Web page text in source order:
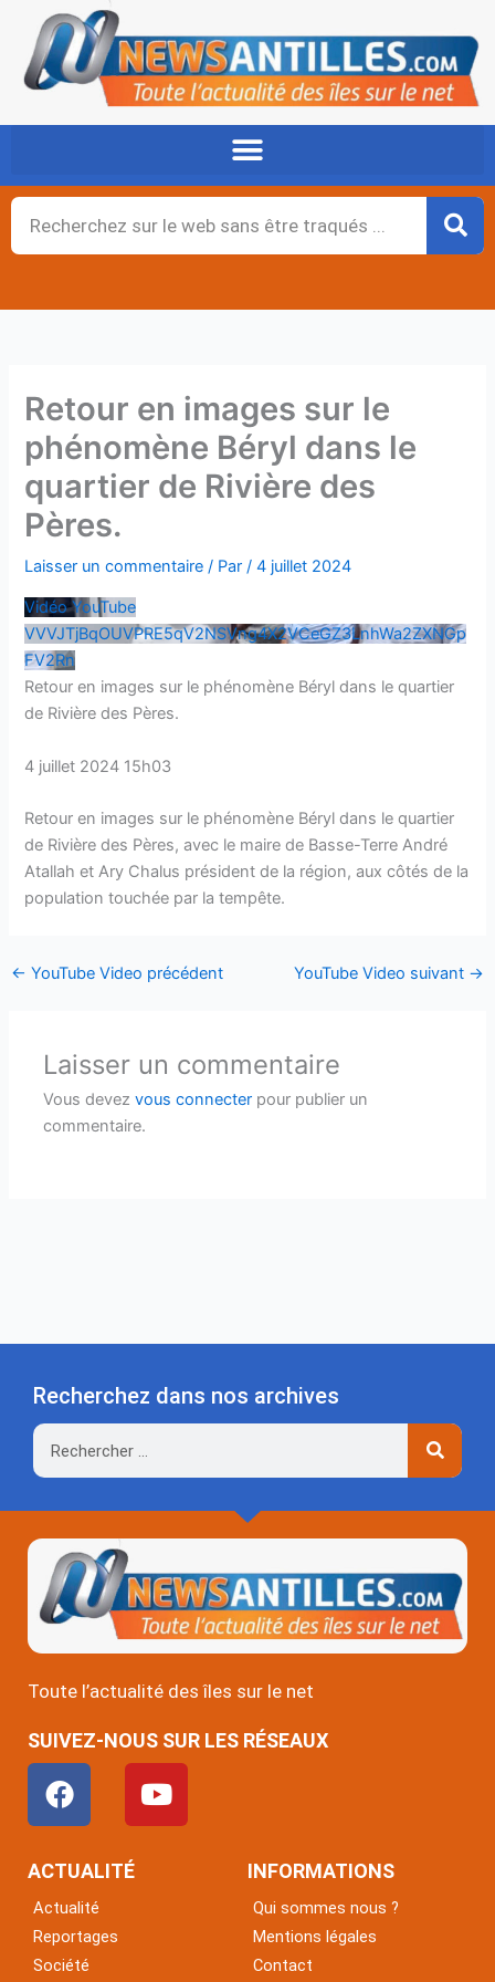
contenu
Rechercher
Retour en images sur le
phénomène Béryl dans le
quartier de Rivière des
Pères.
Laisser un commentaire / Par/4 juillet 2024
Vidéo YouTube
VVVJTjBqOUVPRE5qV2NSVng4X2VCeGZ3LnhWa2ZXNGp
FV2Rn
Retour en images sur le phénomène Béryl dans le quartier
de Rivière des Pères.
4 juillet 2024 15h03
Retour en images sur le phénomène Béryl dans le quartier
de Rivière des Pères, avec le maire de Basse-Terre André
Atallah et Ary Chalus président de la région, aux côtés de la
population touchée par la tempête.
← YouTube Video précédent YouTube Video suivant →
Laisser un commentaire
Vous devezvous connecter pour publier un
commentaire.
Recherchez dans nos archives
Rechercher
Toute l’actualité des îles sur le net
SUIVEZ-NOUS SUR LES RÉSEAUX
F
a
c
e
o
o
Y
o
u
ACTUALITÉ
Actualité
Reportages
Société
INFORMATIONS
Qui sommes nous ?
Mentions légales
Contact